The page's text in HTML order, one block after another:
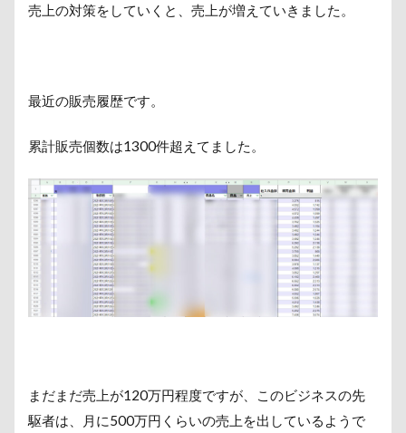
売上の対策をしていくと、売上が増えていきました。
最近の販売履歴です。
累計販売個数は1300件超えてました。
まだまだ売上が120万円程度ですが、このビジネスの先
駆者は、月に500万円くらいの売上を出しているようで